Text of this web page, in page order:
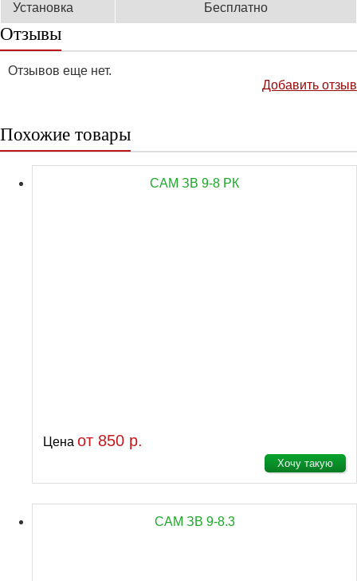
Установка Бесплатно
Отзывы
Отзывов еще нет.
Добавить отзыв
Похожие товары
САМ ЗВ 9-8 РК
Цена от 850 р.
Хочу такую
САМ ЗВ 9-8.3